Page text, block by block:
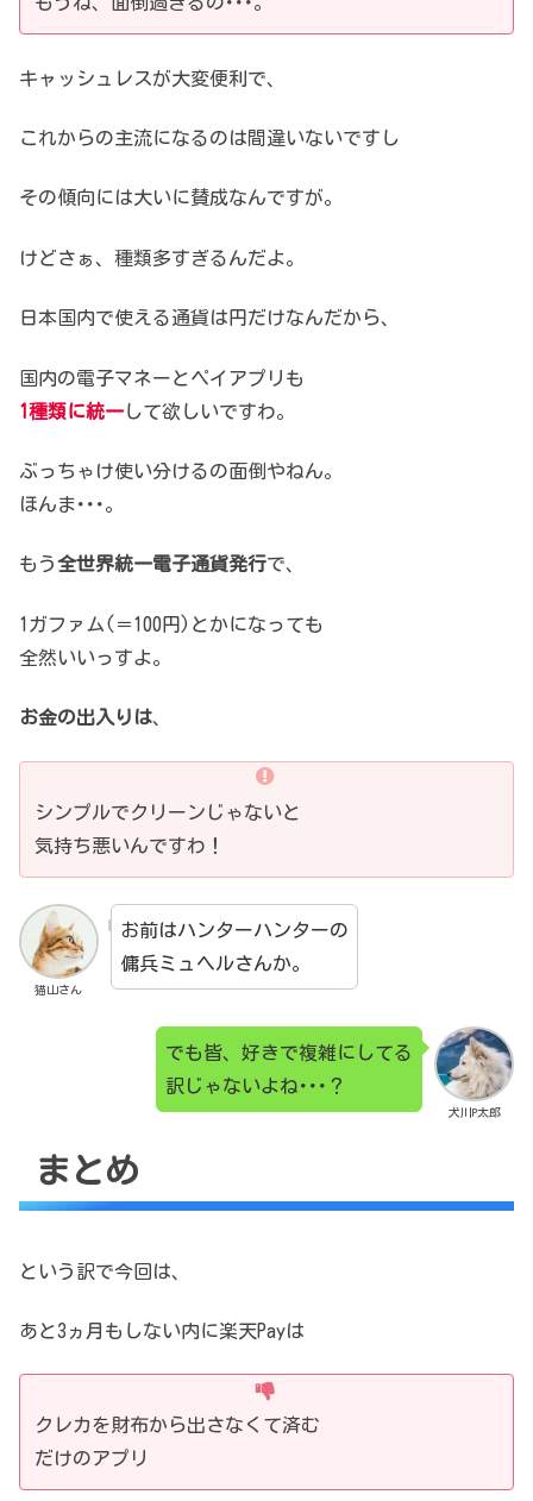
キャッシュレスが大変便利で、
これからの主流になるのは間違いないですし
その傾向には大いに賛成なんですが。
けどさぁ、種類多すぎるんだよ。
日本国内で使える通貨は円だけなんだから、
国内の電子マネーとペイアプリも
1種類に統一して欲しいですわ。
ぶっちゃけ使い分けるの面倒やねん。
ほんま･･･。
もう全世界統一電子通貨発行で、
1ガファム(＝100円)とかになっても
全然いいっすよ。
お金の出入りは、
シンプルでクリーンじゃないと
気持ち悪いんですわ！
猫山さん
お前はハンターハンターの
傭兵ミュヘルさんか。
犬川P太郎
でも皆、好きで複雑にしてる
訳じゃないよね･･･？
まとめ
という訳で今回は、
あと3ヵ月もしない内に楽天Payは
クレカを財布から出さなくて済む
だけのアプリ